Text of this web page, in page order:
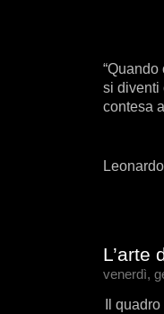
si diventi
contesa
L’arte
venerdì,
Il